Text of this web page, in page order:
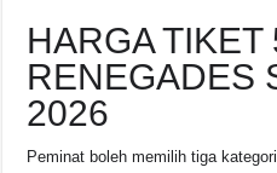
HARGA TIKET
RENEGADES
2026
Peminat boleh memilih tiga